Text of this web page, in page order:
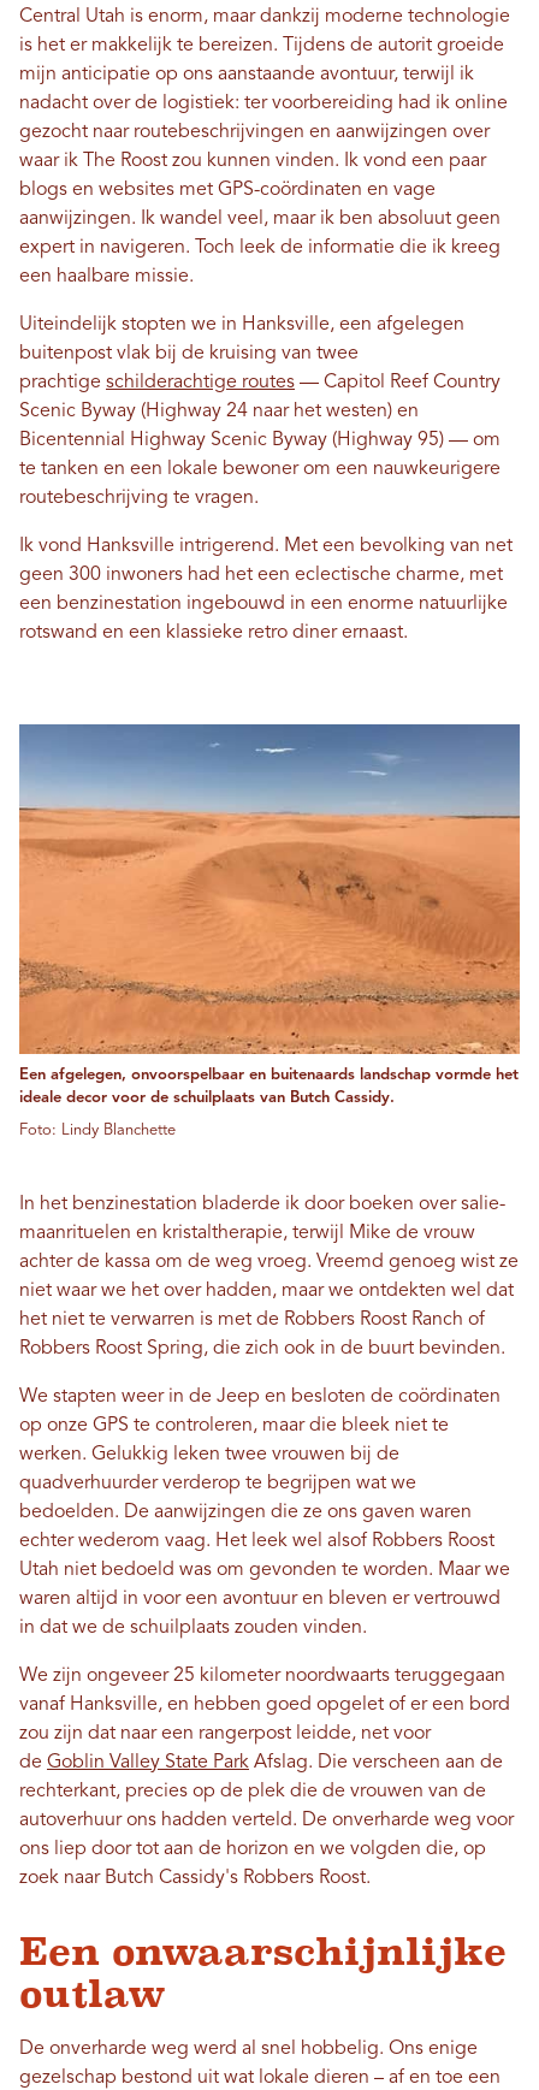
Central Utah is enorm, maar dankzij moderne technologie
is het er makkelijk te bereizen. Tijdens de autorit groeide
mijn anticipatie op ons aanstaande avontuur, terwijl ik
nadacht over de logistiek: ter voorbereiding had ik online
gezocht naar routebeschrijvingen en aanwijzingen over
waar ik The Roost zou kunnen vinden. Ik vond een paar
blogs en websites met GPS-coördinaten en vage
aanwijzingen. Ik wandel veel, maar ik ben absoluut geen
expert in navigeren. Toch leek de informatie die ik kreeg
een haalbare missie.
Uiteindelijk stopten we in Hanksville, een afgelegen
buitenpost vlak bij de kruising van twee
prachtige schilderachtige routes — Capitol Reef Country
Scenic Byway (Highway 24 naar het westen) en
Bicentennial Highway Scenic Byway (Highway 95) — om
te tanken en een lokale bewoner om een ​​nauwkeurigere
routebeschrijving te vragen.
Ik vond Hanksville intrigerend. Met een bevolking van net
geen 300 inwoners had het een eclectische charme, met
een benzinestation ingebouwd in een enorme natuurlijke
rotswand en een klassieke retro diner ernaast.
Een afgelegen, onvoorspelbaar en buitenaards landschap vormde het
ideale decor voor de schuilplaats van Butch Cassidy.
Foto: Lindy Blanchette
In het benzinestation bladerde ik door boeken over salie-
maanrituelen en kristaltherapie, terwijl Mike de vrouw
achter de kassa om de weg vroeg. Vreemd genoeg wist ze
niet waar we het over hadden, maar we ontdekten wel dat
het niet te verwarren is met de Robbers Roost Ranch of
Robbers Roost Spring, die zich ook in de buurt bevinden.
We stapten weer in de Jeep en besloten de coördinaten
op onze GPS te controleren, maar die bleek niet te
werken. Gelukkig leken twee vrouwen bij de
quadverhuurder verderop te begrijpen wat we
bedoelden. De aanwijzingen die ze ons gaven waren
echter wederom vaag. Het leek wel alsof Robbers Roost
Utah niet bedoeld was om gevonden te worden. Maar we
waren altijd in voor een avontuur en bleven er vertrouwd
in dat we de schuilplaats zouden vinden.
We zijn ongeveer 25 kilometer noordwaarts teruggegaan
vanaf Hanksville, en hebben goed opgelet of er een bord
zou zijn dat naar een rangerpost leidde, net voor
de Goblin Valley State Park Afslag. Die verscheen aan de
rechterkant, precies op de plek die de vrouwen van de
autoverhuur ons hadden verteld. De onverharde weg voor
ons liep door tot aan de horizon en we volgden die, op
zoek naar Butch Cassidy's Robbers Roost.
Een onwaarschijnlijke
outlaw
De onverharde weg werd al snel hobbelig. Ons enige
gezelschap bestond uit wat lokale dieren – af en toe een